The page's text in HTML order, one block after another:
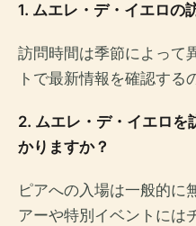
1. ムエレ・デ・イエロの
訪問時間は季節によって
トで最新情報を確認する
2. ムエレ・デ・イエロを
かりますか？
ピアへの入場は一般的に
アーや特別イベントには